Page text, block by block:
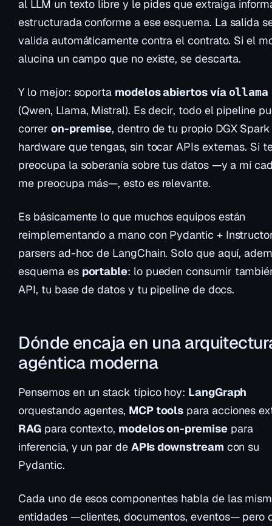
al LLM un texto libre y le pides que extraiga
estructurada conforme a ese esquema. La salida
valida automáticamente contra el contrato. Si el
alucina un campo que no existe, se descarta.
Y lo mejor: soporta modelos abiertos víaollama
(Qwen, Llama, Mistral). Es decir, todo el pipeline
correr on-premise, dentro de tu propio DGX
hardware que tengas, sin tocar APIs externas. Si
preocupa la soberanía sobre tus datos —y a mí
me preocupa más—, esto es relevante.
Es básicamente lo que muchos equipos están
reimplementando a mano con Pydantic +
parsers ad-hoc de LangChain. Solo que aquí,
esquema es portable: lo pueden consumir
API, tu base de datos y tu pipeline de docs.
Dónde encaja en una
agéntica moderna
Pensemos en un stack típico hoy: LangGraph
orquestando agentes, MCP tools para acciones
RAG para contexto, modelos on-premisepara
inferencia, y un par de APIs downstream con su
Pydantic.
Cada uno de esos componentes habla de las
entidades —clientes, documentos, eventos— pero